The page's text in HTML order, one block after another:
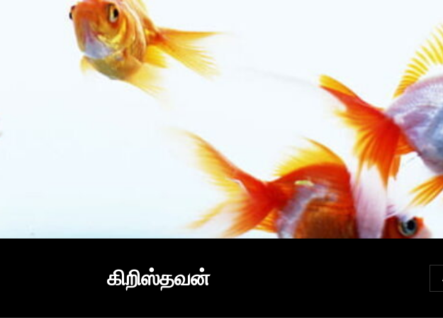
கிறிஸ்தவன்